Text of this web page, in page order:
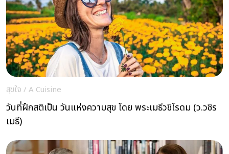
สุขใจ / A Cuisine
วันที่ฝึกสติเป็น วันแห่งความสุข โดย พระเมธีวชิโรดม (ว.วชิร
เมธี)